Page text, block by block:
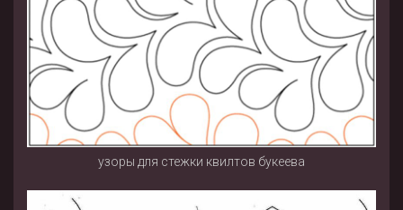
узоры для стежки квилтов букеева